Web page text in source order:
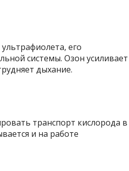
его
системы. Озон усиливает
дыхание.
транспорт кислорода в
и на работе